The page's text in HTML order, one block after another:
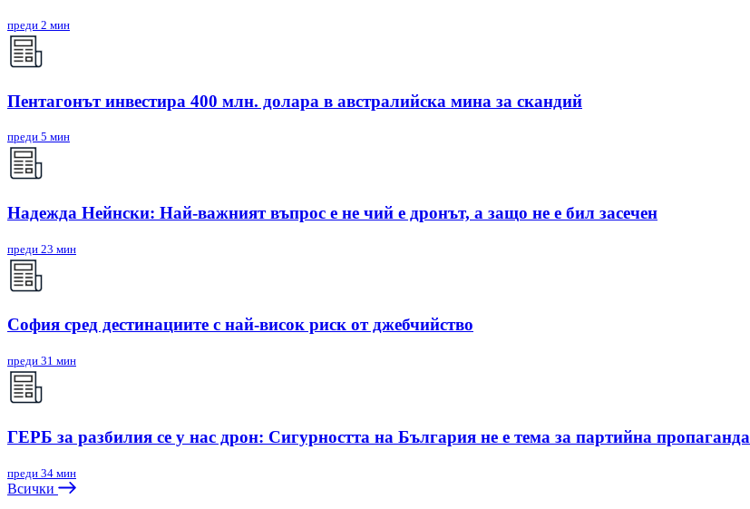
преди 2 мин
Пентагонът инвестира 400 млн. долара в австралийска мина за скандий
преди 5 мин
Надежда Нейнски: Най-важният въпрос е не чий е дронът, а защо не е бил засечен
преди 23 мин
София сред дестинациите с най-висок риск от джебчийство
преди 31 мин
ГЕРБ за разбилия се у нас дрон: Сигурността на България не е тема за партийна пропаганда
преди 34 мин
Всички